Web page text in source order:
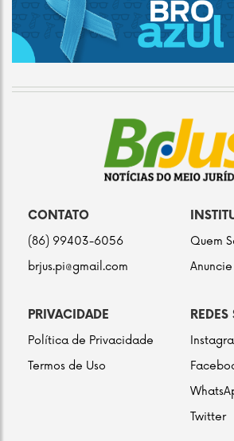
CONTATO
(86) 99403-6056
brjus.pi@gmail.com
Quem
Anuncie
PRIVACIDADE
Política de Privacidade
Termos de Uso
Twitter